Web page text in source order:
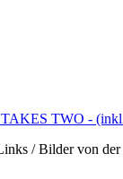
TWO - (inkl.
/ Bilder von